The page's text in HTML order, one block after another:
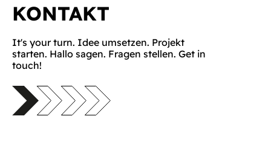
KONTAKT
It's your turn. Idee umsetzen. Projekt
starten. Hallo sagen. Fragen stellen. Get in
touch!